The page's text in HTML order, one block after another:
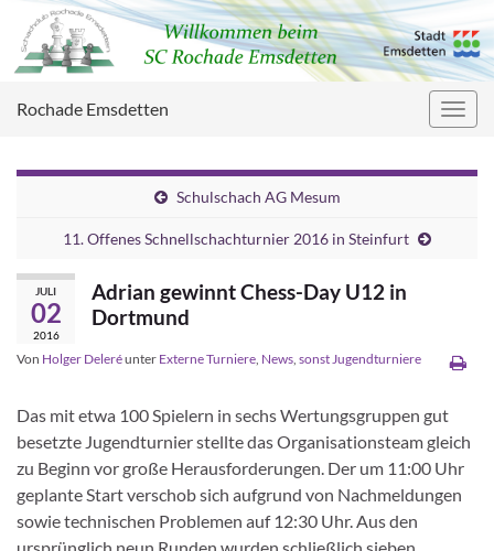
Rochade Emsdetten
Schulschach AG Mesum
11. Offenes Schnellschachturnier 2016 in Steinfurt
JULI
02
2016
Adrian gewinnt Chess-Day U12 in
Dortmund
Von Holger Deleréunter Externe Turniere News sonst Jugendturniere
Das mit etwa 100 Spielern in sechs Wertungsgruppen gut
besetzte Jugendturnier stellte das Organisationsteam gleich
zu Beginn vor große Herausforderungen. Der um 11:00 Uhr
geplante Start verschob sich aufgrund von Nachmeldungen
sowie technischen Problemen auf 12:30 Uhr. Aus den